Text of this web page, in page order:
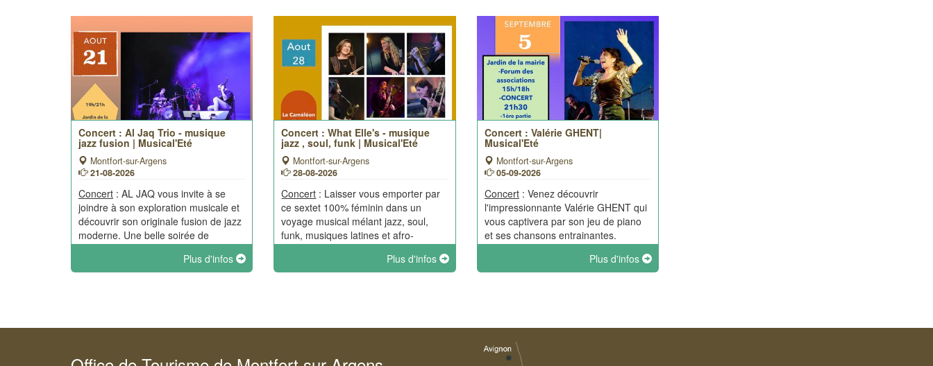
Concert : Al Jaq Trio - musique
jazz fusion | Musical'Eté
Montfort-sur-Argens
21-08-2026
Concert : AL JAQ vous invite à se
joindre à son exploration musicale et
découvrir son originale fusion de jazz
moderne. Une belle soirée de
Plus d'infos
Concert : What Elle's - musique
jazz , soul, funk | Musical'Eté
Montfort-sur-Argens
28-08-2026
Concert : Laisser vous emporter par
ce sextet 100% féminin dans un
voyage musical mélant jazz, soul,
funk, musiques latines et afro-
partage tout en musique lors des
Musical'été de Montfort.
Plus d'infos
Concert : Valérie GHENT|
Musical'Eté
Montfort-sur-Argens
05-09-2026
Concert: Venez découvrir
l'impressionnante Valérie GHENT qui
vous captivera par son jeu de piano
et ses chansons entrainantes.
Plus d'infos